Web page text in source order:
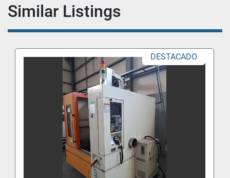
Similar Listings
DESTACADO